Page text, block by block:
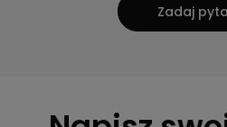
Zadaj